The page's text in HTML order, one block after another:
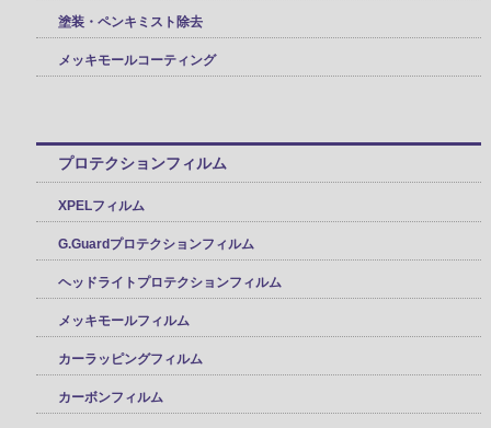
塗装・ペンキミスト除去
メッキモールコーティング
プロテクションフィルム
XPELフィルム
G.Guardプロテクションフィルム
ヘッドライトプロテクションフィルム
メッキモールフィルム
カーラッピングフィルム
カーボンフィルム